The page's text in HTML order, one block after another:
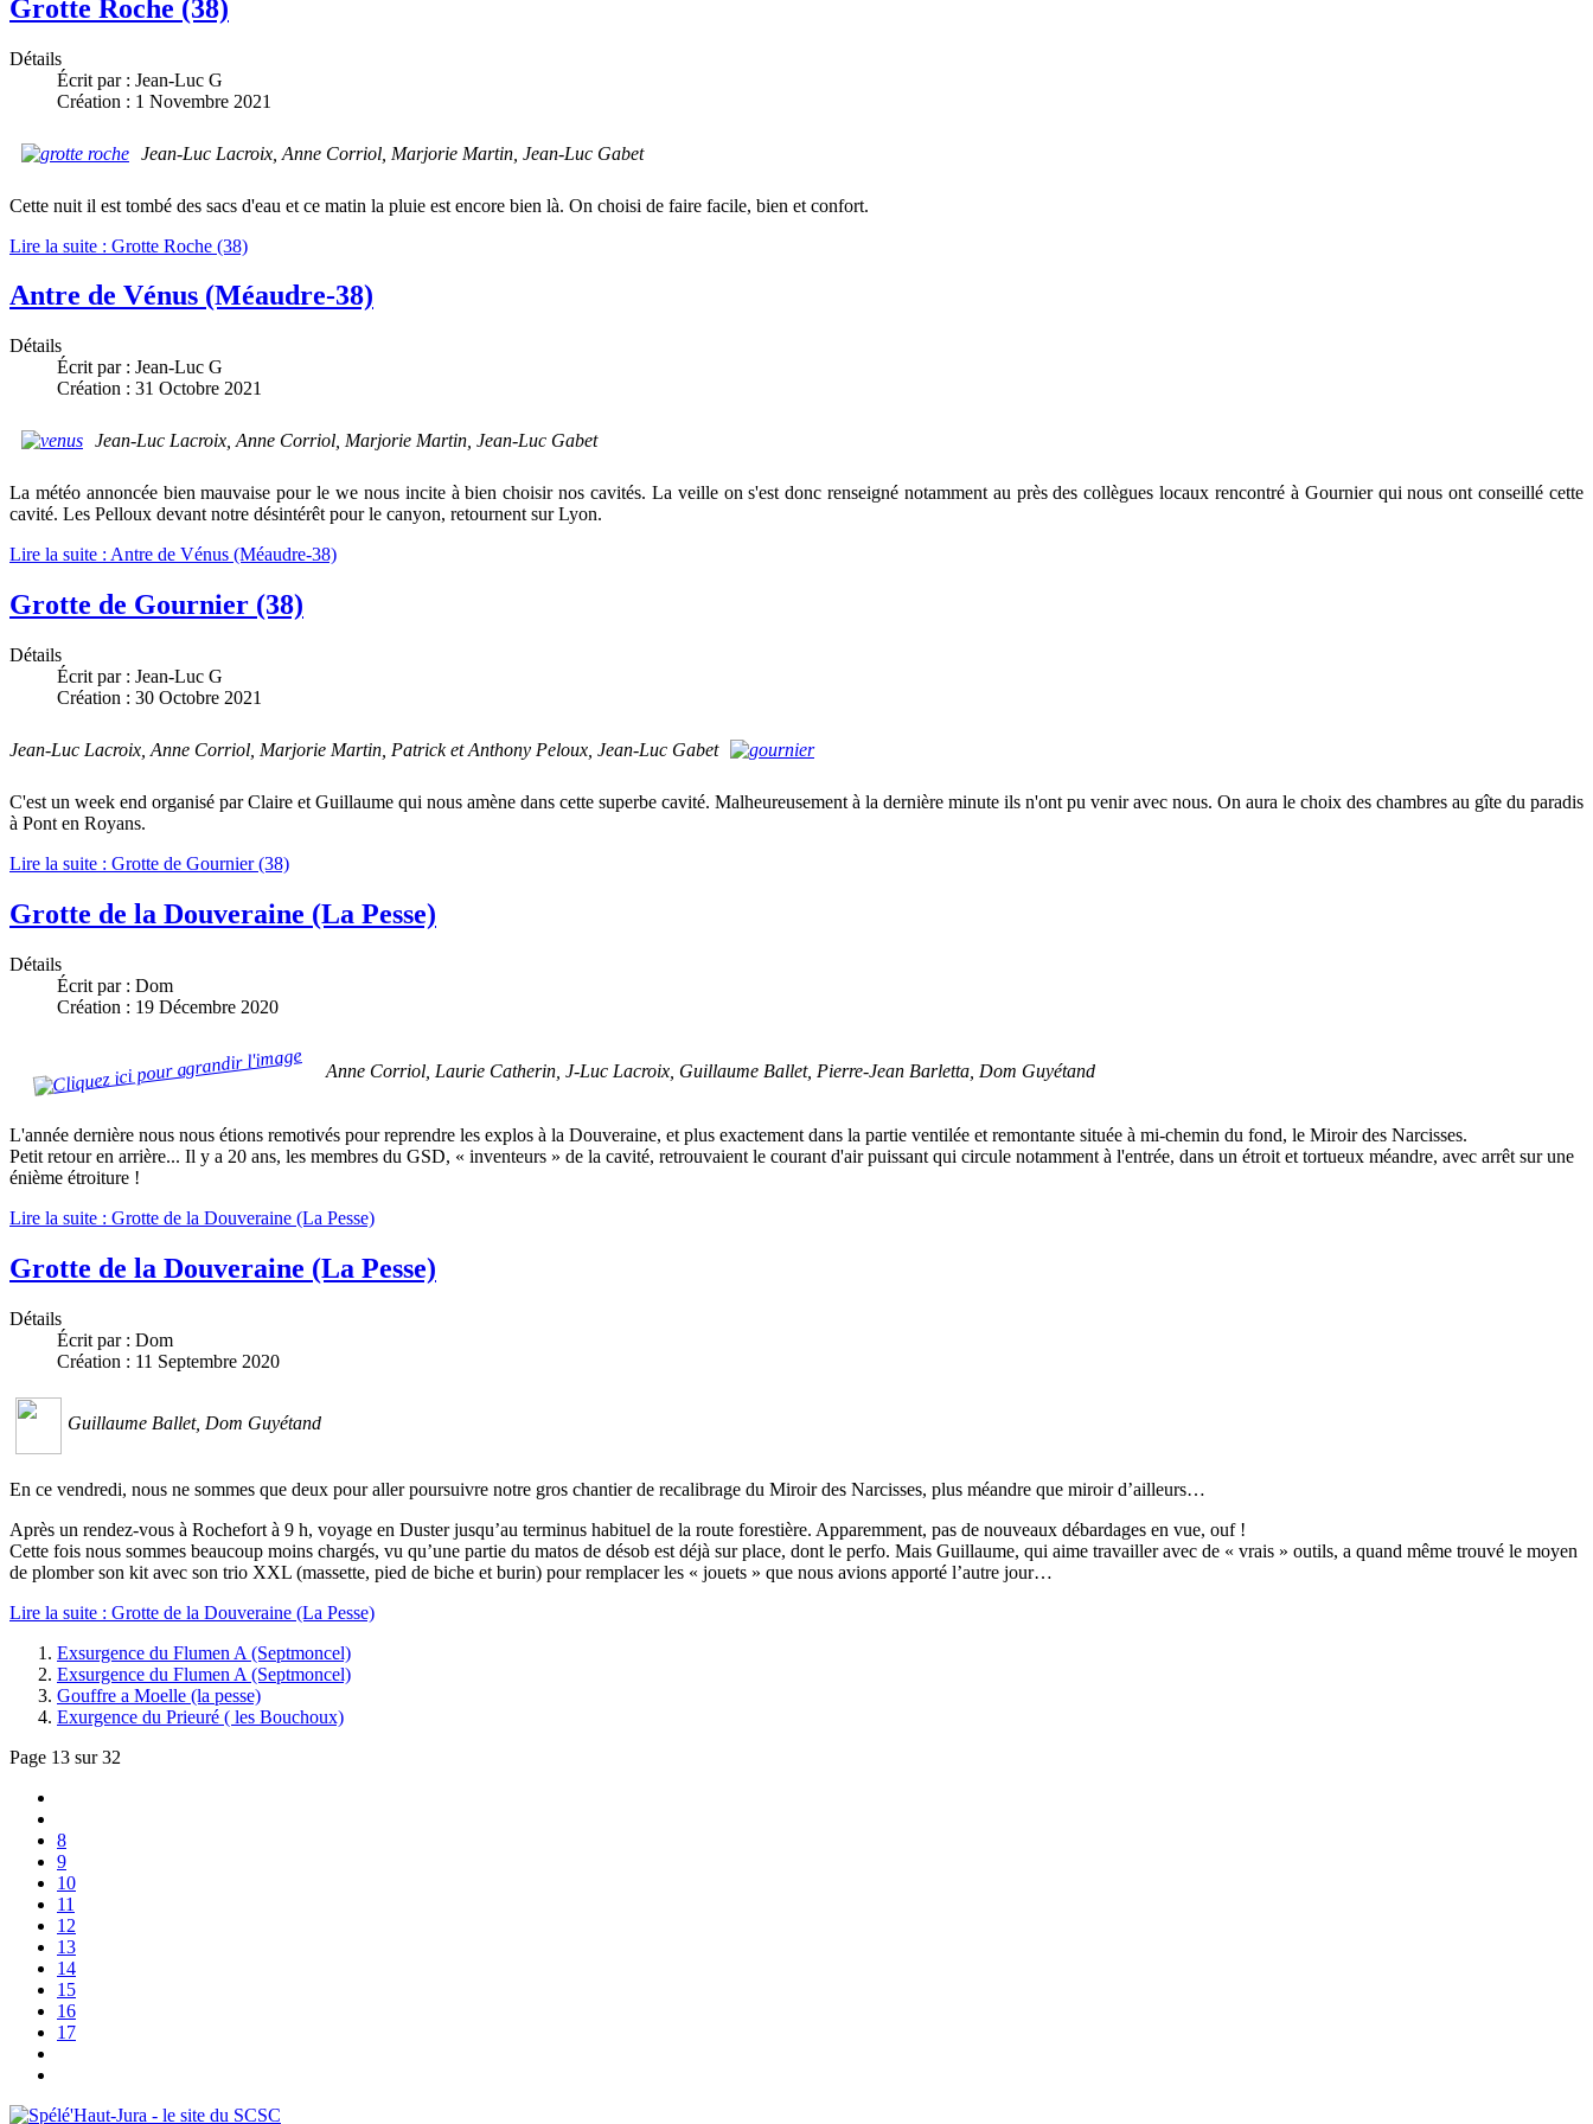
Grotte Roche (38)
Détails
Écrit par : Jean-Luc G
Création : 1 Novembre 2021
Jean-Luc Lacroix, Anne Corriol, Marjorie Martin, Jean-Luc Gabet
Cette nuit il est tombé des sacs d'eau et ce matin la pluie est encore bien là. On choisi de faire facile, bien et confort.
Lire la suite : Grotte Roche (38)
Antre de Vénus (Méaudre-38)
Détails
Écrit par : Jean-Luc G
Création : 31 Octobre 2021
Jean-Luc Lacroix, Anne Corriol, Marjorie Martin, Jean-Luc Gabet
La météo annoncée bien mauvaise pour le we nous incite à bien choisir nos cavités. La veille on s'est donc renseigné notamment au près des collègues locaux rencontré à Gournier qui nous ont conseillé cette
cavité. Les Pelloux devant notre désintérêt pour le canyon, retournent sur Lyon.
Lire la suite : Antre de Vénus (Méaudre-38)
Grotte de Gournier (38)
Détails
Écrit par : Jean-Luc G
Création : 30 Octobre 2021
Jean-Luc Lacroix, Anne Corriol, Marjorie Martin, Patrick et Anthony Peloux, Jean-Luc Gabet
C'est un week end organisé par Claire et Guillaume qui nous amène dans cette superbe cavité. Malheureusement à la dernière minute ils n'ont pu venir avec nous. On aura le choix des chambres au gîte du paradis
à Pont en Royans.
Lire la suite : Grotte de Gournier (38)
Grotte de la Douveraine (La Pesse)
Détails
Écrit par : Dom
Création : 19 Décembre 2020
Anne Corriol, Laurie Catherin, J-Luc Lacroix, Guillaume Ballet, Pierre-Jean Barletta, Dom Guyétand
L'année dernière nous nous étions remotivés pour reprendre les explos à la Douveraine, et plus exactement dans la partie ventilée et remontante située à mi-chemin du fond, le Miroir des Narcisses.
Petit retour en arrière... Il y a 20 ans, les membres du GSD, « inventeurs » de la cavité, retrouvaient le courant d'air puissant qui circule notamment à l'entrée, dans un étroit et tortueux méandre, avec arrêt sur une
énième étroiture !
Lire la suite : Grotte de la Douveraine (La Pesse)
Grotte de la Douveraine (La Pesse)
Détails
Écrit par : Dom
Création : 11 Septembre 2020
Guillaume Ballet, Dom Guyétand
En ce vendredi, nous ne sommes que deux pour aller poursuivre notre gros chantier de recalibrage du Miroir des Narcisses, plus méandre que miroir d’ailleurs…
Après un rendez-vous à Rochefort à 9 h, voyage en Duster jusqu’au terminus habituel de la route forestière. Apparemment, pas de nouveaux débardages en vue, ouf !
Cette fois nous sommes beaucoup moins chargés, vu qu’une partie du matos de désob est déjà sur place, dont le perfo. Mais Guillaume, qui aime travailler avec de « vrais » outils, a quand même trouvé le moyen
de plomber son kit avec son trio XXL (massette, pied de biche et burin) pour remplacer les « jouets » que nous avions apporté l’autre jour…
Lire la suite : Grotte de la Douveraine (La Pesse)
Exsurgence du Flumen A (Septmoncel)
Exsurgence du Flumen A (Septmoncel)
Gouffre a Moelle (la pesse)
Exurgence du Prieuré ( les Bouchoux)
Page 13 sur 32
8
9
10
11
12
13
14
15
16
17